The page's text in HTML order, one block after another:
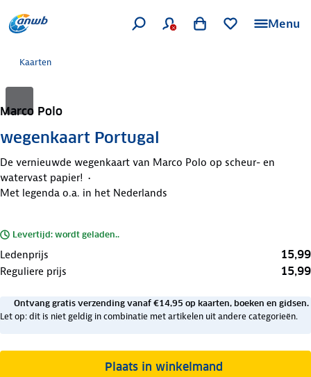
Menu
Kaarten
Marco Polo
wegenkaart Portugal
De vernieuwde wegenkaart van Marco Polo op scheur- en
watervast papier!
Met legenda o.a. in het Nederlands
Levertijd: wordt geladen..
Ledenprijs 15,99
Reguliere prijs 15,99
Ontvang gratis verzending vanaf €14,95 op kaarten, boeken en gidsen.
Let op: dit is niet geldig in combinatie met artikelen uit andere categorieën.
Plaats in winkelmand